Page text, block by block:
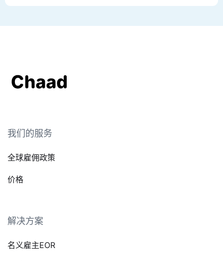
我们的服务
全球雇佣政策
价格
解决方案
名义雇主EOR